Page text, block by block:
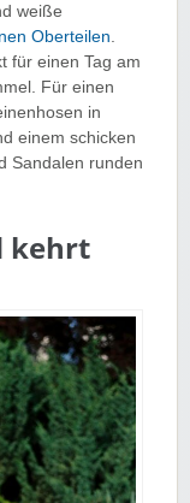
weiße
Oberteilen
für einen Tag am
Für einen
in
einem schicken
Sandalen runden
kehrt